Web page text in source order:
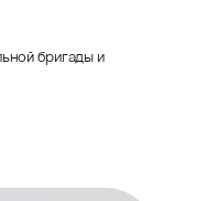
бригады и